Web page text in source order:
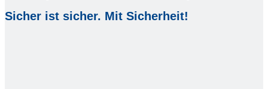
Sicher ist sicher. Mit Sicherheit!